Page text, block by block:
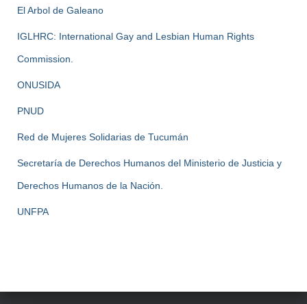
El Arbol de Galeano
IGLHRC: International Gay and Lesbian Human Rights
Commission.
ONUSIDA
PNUD
Red de Mujeres Solidarias de Tucumán
Secretaría de Derechos Humanos del Ministerio de Justicia y
Derechos Humanos de la Nación.
UNFPA